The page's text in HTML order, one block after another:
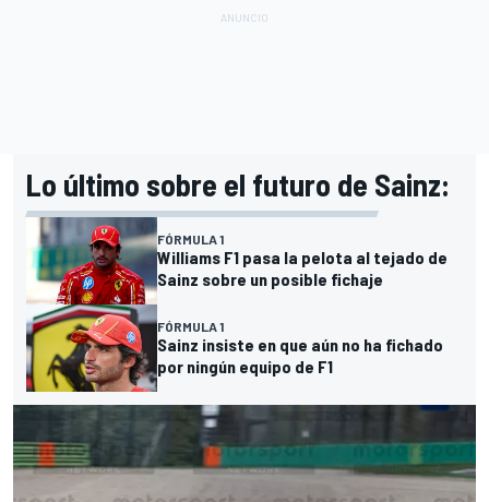
Lo último sobre el futuro de Sainz:
FÓRMULA 1
Williams F1 pasa la pelota al tejado de
Sainz sobre un posible fichaje
FÓRMULA 1
Sainz insiste en que aún no ha fichado
por ningún equipo de F1